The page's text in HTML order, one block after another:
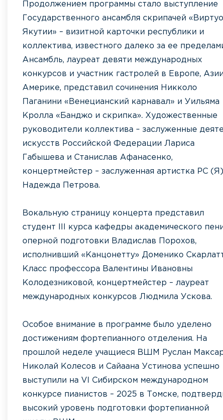
Продолжением программы стало выступление
Государственного ансамбля скрипачей
Якутии» – визитной карточки республики и
коллектива, известного далеко за ее
Ансамбль, лауреат девяти международных
конкурсов и участник гастролей в Европе,
Америке, представил сочинения Никколо
Паганини «Венецианский карнавал» и Уильяма
Кролла «Банджо и скрипка». Художественные
руководители коллектива – заслуженные
искусств Российской Федерации Лариса
Габышева и Станислав Афанасенко,
концертмейстер – заслуженная артистка РС (Я)
Надежда Петрова.
Вокальную страницу концерта представил
студент III курса кафедры академического
оперной подготовки Владислав Порохов,
исполнивший «Канцонетту» Доменико
Класс профессора Валентины Ивановны
Колодезниковой, концертмейстер – лауреат
международных конкурсов Людмила Ускова.
Особое внимание в программе было уделено
достижениям фортепианного отделения. На
прошлой неделе учащиеся ВШМ Руслан
Николай Колесов и Сайаана Устинова успешно
выступили на VI Сибирском международном
конкурсе пианистов – 2025 в Томске,
высокий уровень подготовки фортепианной